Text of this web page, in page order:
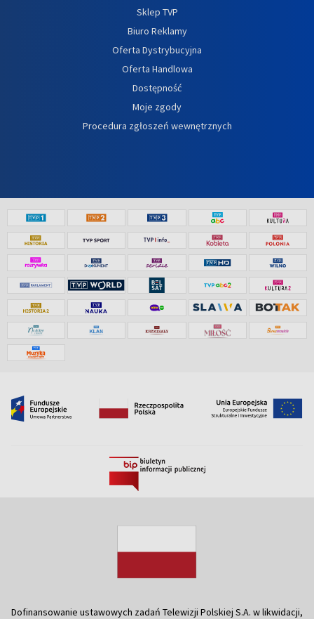
Sklep TVP
Biuro Reklamy
Oferta Dystrybucyjna
Oferta Handlowa
Dostępność
Moje zgody
Procedura zgłoszeń wewnętrznych
Dofinansowanie ustawowych zadań Telewizji Polskiej S.A. w likwidacji,